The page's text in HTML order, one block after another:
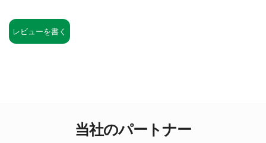
レビューを書く
当社のパートナー